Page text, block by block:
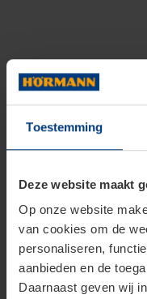
Toestemming
Deze website maakt
Op onze website
van cookies om de
personaliseren,
aanbieden en de
Daarnaast geven wij